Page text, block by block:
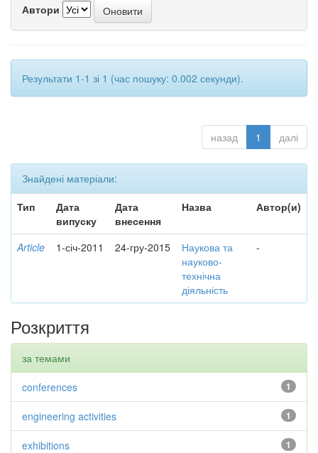
Автори
Результати 1-1 зі 1 (час пошуку: 0.002 секунди).
назад 1 далі
Знайдені матеріали:
Тип
Дата
випуску
Дата
внесення
Назва Автор(и)
Article 1-січ-2011 24-гру-2015
Наукова та
науково-
технічна
діяльність
-
Розкриття
за темами
1
conferences
1
engineering activities
1
exhibitions